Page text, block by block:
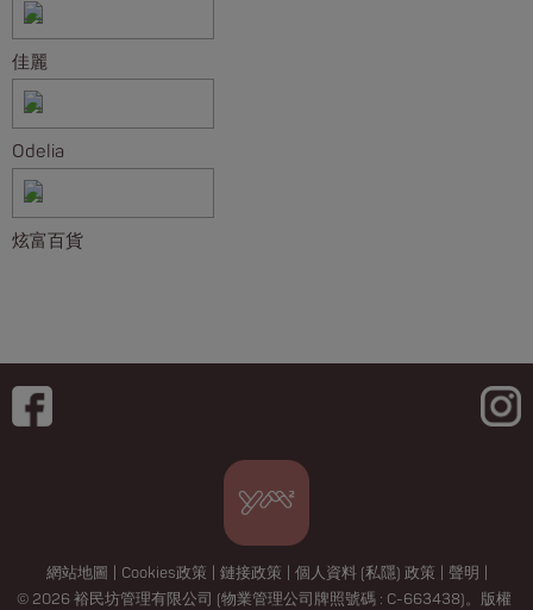
佳麗
Odelia
炫富百貨
網站地圖 Cookies政策 鏈接政策 個人資料 (私隱) 政策 聲明
© 2026 裕民坊管理有限公司 (物業管理公司牌照號碼 : C-663438)。版權